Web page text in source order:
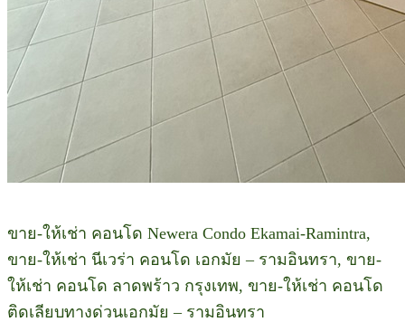
ขาย-ให้เช่า คอนโด Newera Condo Ekamai-Ramintra,
ขาย-ให้เช่า นีเวร่า คอนโด เอกมัย – รามอินทรา, ขาย-
ให้เช่า คอนโด ลาดพร้าว กรุงเทพ, ขาย-ให้เช่า คอนโด
ติดเลียบทางด่วนเอกมัย – รามอินทรา